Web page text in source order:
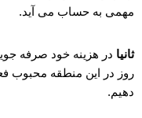
مهمی به حساب می آید.
ثانیا در هزینه خود صرفه
روز در این منطقه محبوب
دهیم.